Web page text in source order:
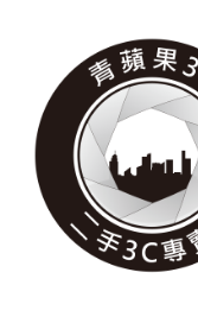
導
覽
列
主
要
內
容